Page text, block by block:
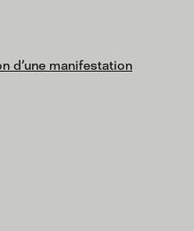
d'une manifestation